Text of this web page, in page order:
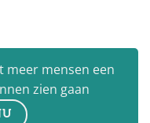
meer mensen een
zien gaan